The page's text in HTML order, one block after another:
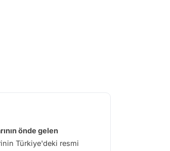
önde gelen
Türkiye'deki resmi